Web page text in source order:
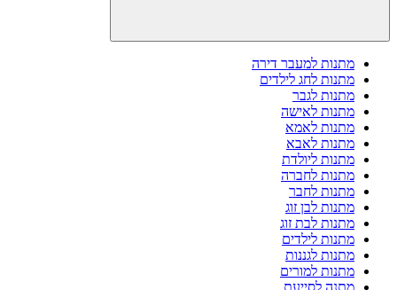
מתנות למעבר דירה
מתנות לחג לילדים
מתנות לגבר
מתנות לאישה
מתנות לאמא
מתנות לאבא
מתנות ליולדת
מתנות לחברה
מתנות לחבר
מתנות לבן זוג
מתנות לבת זוג
מתנות לילדים
מתנות לגננות
מתנות למורים
מתנה לסייעת